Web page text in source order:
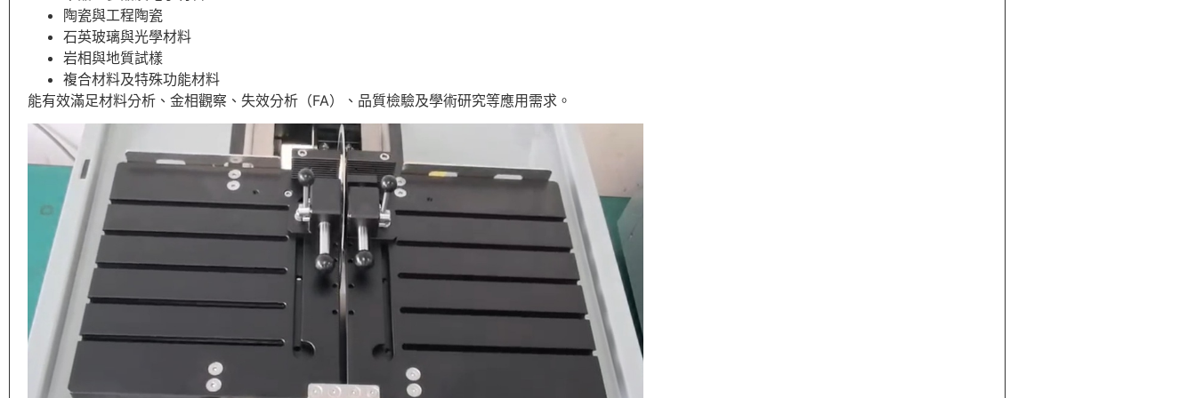
陶瓷與工程陶瓷
石英玻璃與光學材料
岩相與地質試樣
複合材料及特殊功能材料
能有效滿足材料分析、金相觀察、失效分析（FA）、品質檢驗及學術研究等應用需求。